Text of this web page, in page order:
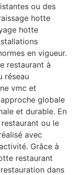
ou des
hotte
hotte
en vigueur.
restaurant à
réseau
vmc et
globale
et durable. En
ou le
avec
Grâce à
restaurant
dans